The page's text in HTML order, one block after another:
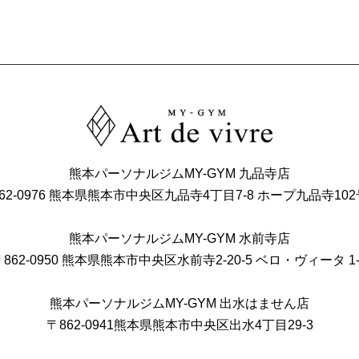
熊本パーソナルジムMY-GYM 九品寺店
0976 熊本県熊本市中央区九品寺4丁目7-8 ホープ九品寺102
熊本パーソナルジムMY-GYM 水前寺店
862-0950 熊本県熊本市中央区水前寺2-20-5 ベロ・ヴィータ
熊本パーソナルジムMY-GYM 出水はません店
〒862-0941熊本県熊本市中央区出⽔4丁⽬29-3